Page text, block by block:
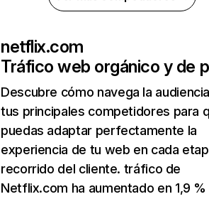
netflix.com
Tráfico web orgánico y de
Descubre cómo navega la
tus principales competidores para
puedas adaptar perfectamente la
experiencia de tu web en cada
recorrido del cliente. tráfico de
Netflix.com ha aumentado en 1,9